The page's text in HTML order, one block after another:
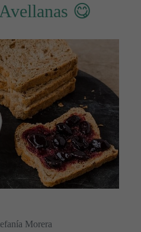
😋
Morera